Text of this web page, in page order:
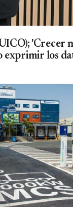
'Crecer
exprimir los